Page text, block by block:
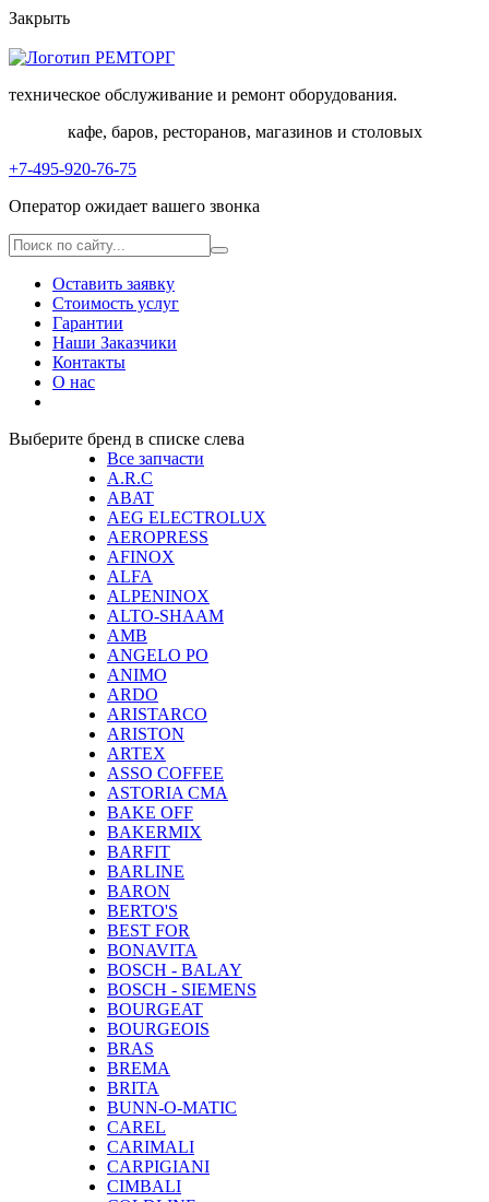
Закрыть
техническое обслуживание и ремонт оборудования.
кафе, баров, ресторанов, магазинов и столовых
+7-495-920-76-75
Оператор ожидает вашего звонка
Оставить заявку
Стоимость услуг
Гарантии
Наши Заказчики
Контакты
О нас
Выберите бренд в списке слевa
Все запчасти
A.R.C
ABAT
AEG ELECTROLUX
AEROPRESS
AFINOX
ALFA
ALPENINOX
ALTO-SHAAM
AMB
ANGELO PO
ANIMO
ARDO
ARISTARCO
ARISTON
ARTEX
ASSO COFFEE
ASTORIA CMA
BAKE OFF
BAKERMIX
BARFIT
BARLINE
BARON
BERTO'S
BEST FOR
BONAVITA
BOSCH - BALAY
BOSCH - SIEMENS
BOURGEAT
BOURGEOIS
BRAS
BREMA
BRITA
BUNN-O-MATIC
CAREL
CARIMALI
CARPIGIANI
CIMBALI